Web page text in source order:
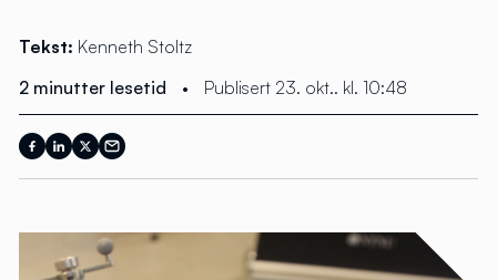
Tekst: Kenneth Stoltz
2 minutter lesetid
• Publisert 23. okt.. kl. 10:48